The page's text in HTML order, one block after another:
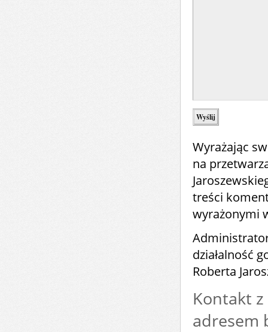
Wyrażając
na
treści
wyrażonymi
działalność
Roberta
Kontakt
adresem